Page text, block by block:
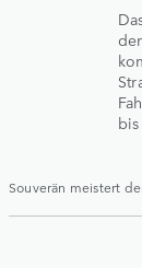
Souverän meistert